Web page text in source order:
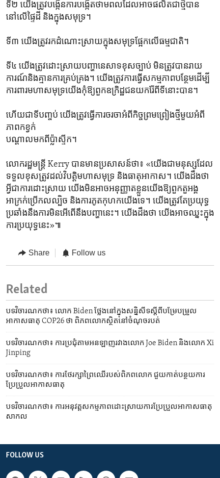
ទី២ យើង​ត្រូវបង្កើនការបង្កើត​ថាមពល​ដែលអាច​ផលិតជាថ្មីបាន​
នៅលើ​ផ្ទៃដី​ និងក្នុង​សមុទ្រ។
ទី៣ យើង​ត្រូវ​រក​ដំណោះស្រាយ​ក្នុង​សមុទ្រ​ផ្អែក​លើធម្មជាតិ។
ទី៤ យើង​ត្រូវ​ដោះស្រាយ​បញ្ហា​នេសាទខុសច្បាប់​ មិន​ត្រូវ​បានរាយ
ការណ៍និង​គ្មាន​ការគ្រប់គ្រង។ យើង​ត្រូវ​ការធ្វើ​សកម្មភាពបន្ថែមដើម្បី​
ការពារមហាសមុទ្រ​យើងកុំ​ឱ្យ​ពួក​ឧក្រិដ្ឋជនយក​រ៉ែពី​ទី​នោះ​បាន។
ហើយ​ជា​ទី​បញ្ចប់ យើង​ត្រូវ​ធ្វើការចរចាអំពី​កិច្ចព្រមព្រៀងថ្មី​មួយ​អំពី
ភាពកខ្វក់​
បណ្តាល​មក​ពីប៉្លាស្ទីក។
លោករដ្ឋមន្ត្រី​ Kerry បានមានប្រសាសន៍ថា៖ «យើងជាមនុស្សដែល​
ទទួល​ខុស​ត្រូវ​ដល់​វិបត្តិ​មហាសមុទ្រ និង​ធាតុ​អាកាស។ យើងដឹងថា
អ្វីជា​ការ​ដោះស្រាយ យើងមិន​អាច​អនុញ្ញាត​ខ្លួន​យើង​ឱ្យ​ពួកតួអង្គ
អាក្រក់ប្រើ​កលល្បិច​ និងការភូតកុហក​យើងទេ។ ​យើងត្រូវ​តែ​ប្រយុទ្ធ​
ប្រឆាំង​នឹងការមិនអើពើនឹង​បញ្ហា​នេះ។ យើង​ដឹង​ថា​ យើង​អាចឈ្នះក្នុង
ការ​ប្រយុទ្ធ​នេះ»៕
Share Follow us
Related
បទវិចារណកថា៖ លោក Biden ថ្លែង​នៅក្នុង​សន្និសីទ​ស្តីពី​បម្រែបម្រួល​
អាកាសធាតុ COP26 ថា ពិភពលោក​ស្ថិត​នៅ​ចំណុច​របត់
បទវិចារណកថា៖ ការប្រជុំ​តាម​អនឡាញ​រវាង​លោក Joe Biden និង​លោក Xi
Jinping
បទវិចារណកថា៖ ការថែរក្សា​ព្រៃឈើ​របស់​ពិភពលោក ជួយ​កាត់​បន្ថយ​ការ
ប្រែប្រួល​អាកាសធាតុ
បទវិចារណកថា៖ ការអនុវត្ត​សកម្មភាព​ដោះស្រាយ​ការប្រែប្រួល​អាកាសធាតុ​
សាកល
FOLLOW US